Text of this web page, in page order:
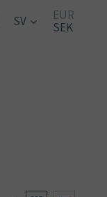
SV
EUR
SEK